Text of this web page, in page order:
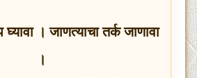
घ्यावा । जाणत्याचा तर्क जाणावा
।